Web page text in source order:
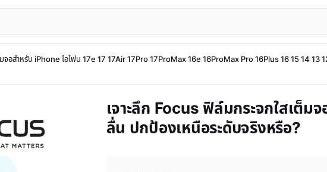
จอสำหรับ iPhone ไอโฟน 17e 17 17Air 17Pro 17ProMax 16e 16ProMax Pro 16Plus 16 15 14 13
เจาะลึก Focus ฟิล์มกระจกใสเต็
ลื่น ปกป้องเหนือระดับจริงหรือ?